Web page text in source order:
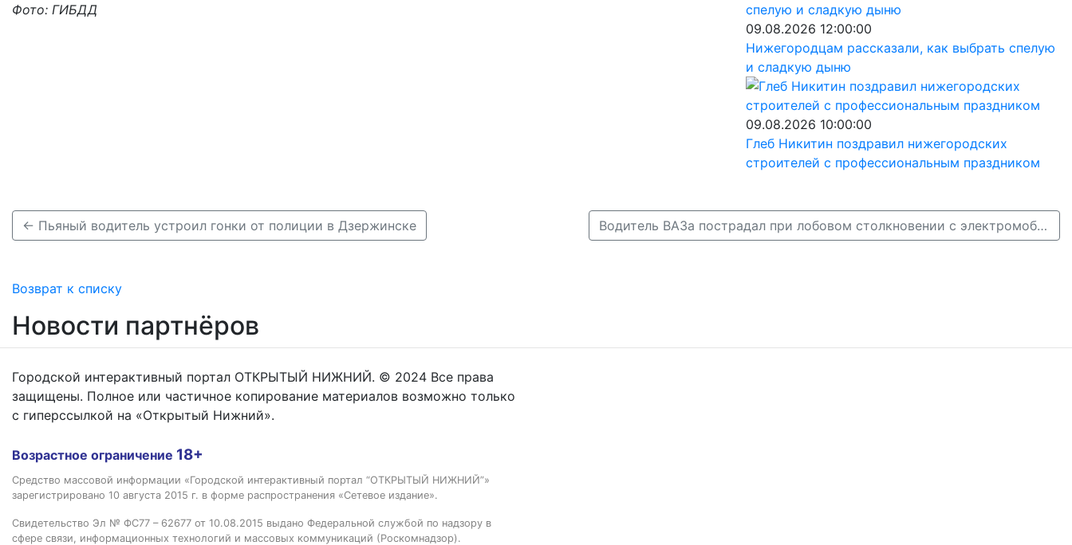
Фото: ГИБДД
09.08.2026 12:00:00
Нижегородцам рассказали, как выбрать спелую
и сладкую дыню
09.08.2026 10:00:00
Глеб Никитин поздравил нижегородских
строителей с профессиональным праздником
← Пьяный водитель устроил гонки от полиции в Дзержинске Водитель ВАЗа пострадал при лобовом столкновении с электромобилем в Городецком районе →
Возврат к списку
Новости партнёров
Городской интерактивный портал ОТКРЫТЫЙ НИЖНИЙ. © 2024 Все права
защищены. Полное или частичное копирование материалов возможно только
с гиперссылкой на «Открытый Нижний».
Возрастное ограничение 18+
Средство массовой информации «Городской интерактивный портал “ОТКРЫТЫЙ НИЖНИЙ”»
зарегистрировано 10 августа 2015 г. в форме распространения «Сетевое издание».
Свидетельство Эл № ФС77 – 62677 от 10.08.2015 выдано Федеральной службой по надзору в
сфере связи, информационных технологий и массовых коммуникаций (Роскомнадзор).